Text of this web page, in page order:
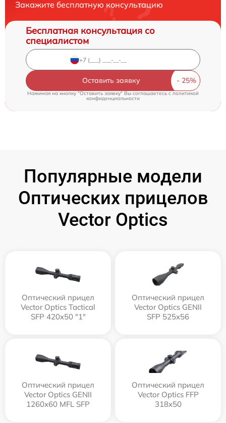
Закажите бесплатную консультацию
Бесплатная консультация со
специалистом
Оставить заявку
Нажимая на кнопку "Оставить заявку" Вы соглашаетесь cполитикой
конфиденциальности
Популярные модели
Оптических прицелов
Vector Optics
Оптический прицел
Vector Optics Tactical
SFP 420x50 "1"
Оптический прицел
Vector Optics GENII
SFP 525x56
Оптический прицел
Vector Optics GENII
1260x60 MFL SFP
Оптический прицел
Vector Optics FFP
318x50